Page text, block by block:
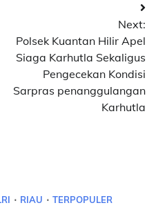
Next:
Polsek Kuantan Hilir Apel
Siaga Karhutla Sekaligus
Pengecekan Kondisi
Sarpras penanggulangan
Karhutla
RIAU TERPOPULER